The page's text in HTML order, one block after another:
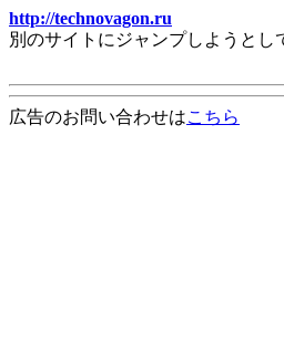
http://technovagon.ru
別のサイトにジャンプしようと
広告のお問い合わせはこちら